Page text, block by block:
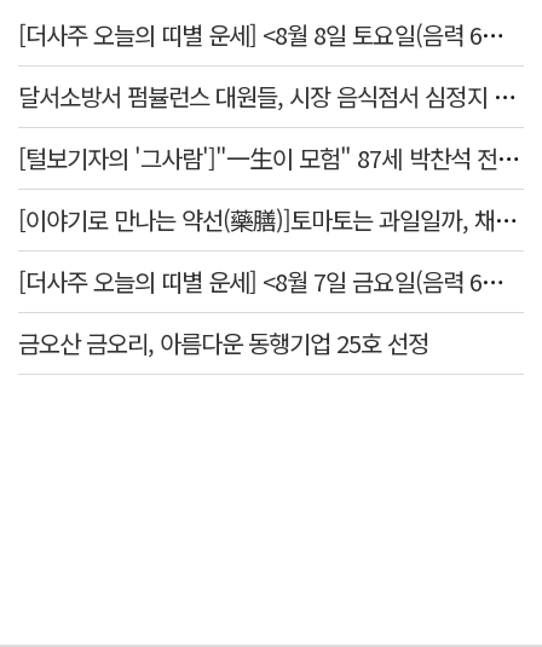
[더사주 오늘의 띠별 운세] <8월 8일 토요일(음력 6월26일)>
달서소방서 펌뷸런스 대원들, 시장 음식점서 심정지 환자 생명 살려
[털보기자의 '그사람']"一生이 모험" 87세 박찬석 전 경북대 총장
[이야기로 만나는 약선(藥膳)]토마토는 과일일까, 채소일까
[더사주 오늘의 띠별 운세] <8월 7일 금요일(음력 6월25일)>
금오산 금오리, 아름다운 동행기업 25호 선정